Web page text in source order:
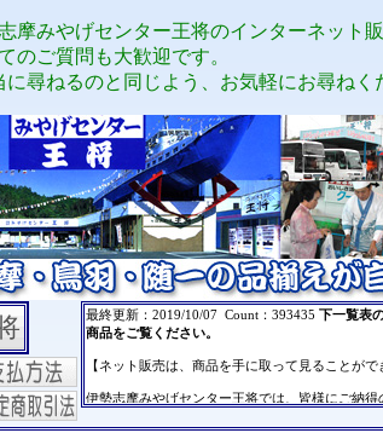
みやげセンター王将のインターネット販
のご質問も大歓迎です。
尋ねるのと同じよう、お気軽にお尋ねく